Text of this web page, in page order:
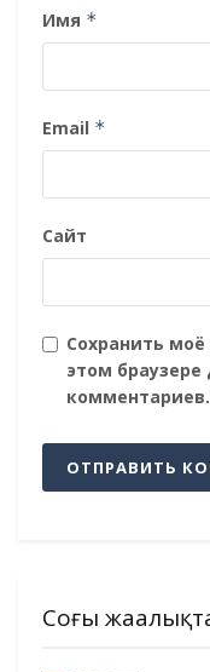
Имя *
Email *
Сайт
Сохранить
этом
комментариев.
Соңғы